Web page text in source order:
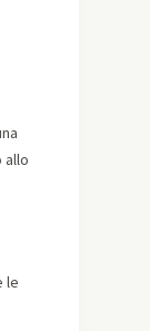
allo
le